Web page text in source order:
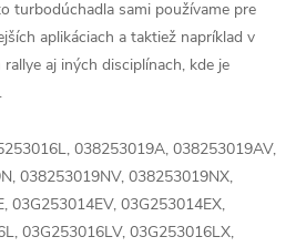
turbodúchadla sami používame pre
aplikáciach a taktiež napríklad v
aj iných disciplínach, kde je
038253019A, 038253019AV,
038253019NV, 038253019NX,
03G253014EV, 03G253014EX,
03G253016LV, 03G253016LX,